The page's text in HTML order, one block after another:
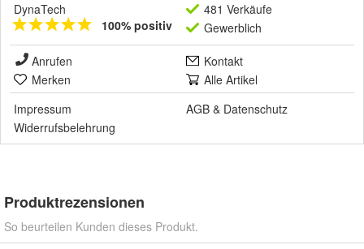
DynaTech
100% positiv
481 Verkäufe
Gewerblich
Anrufen
Kontakt
Merken
Alle Artikel
Impressum
AGB & Datenschutz
Widerrufsbelehrung
Produktrezensionen
So beurteilen Kunden dieses Produkt.